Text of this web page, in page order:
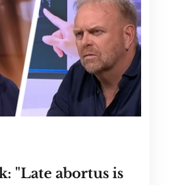
"Late abortus is